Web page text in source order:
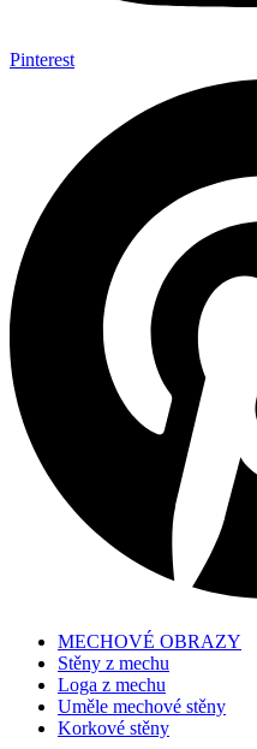
Pinterest
MECHOVÉ OBRAZY
Stěny z mechu
Loga z mechu
Uměle mechové stěny
Korkové stěny